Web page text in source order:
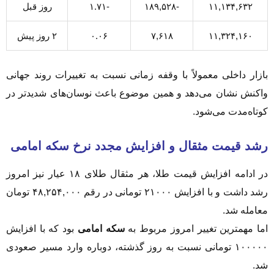
۱۱,۱۳۴,۶۳۲ -۱۸۹,۵۲۸ -۱.۷۱ روز قبل
۱۱,۳۲۴,۱۶۰ ۷,۶۱۸ ۰.۰۶ ۲ روز پیش
بازار داخلی معمولاً با وقفه زمانی نسبت به تغییرات روند جهانی
واکنش نشان می‌دهد و همین موضوع باعث نوسان‌های شدیدتر در
کوتاه‌مدت می‌شود.
رشد قیمت مثقال و افزایش مجدد نرخ سکه امامی
در ادامه افزایش قیمت طلا، هر مثقال طلای ۱۸ عیار نیز امروز
رشد داشت و با افزایش ۲۱۰۰۰ تومانی در رقم ۴۸,۲۵۴,۰۰۰ تومان
معامله شد.
اما مهمترین تغییر امروز مربوط بهسکه امامی بود که با افزایش
۱۰۰۰۰۰ تومانی نسبت به روز گذشته، دوباره وارد مسیر صعودی
شد.